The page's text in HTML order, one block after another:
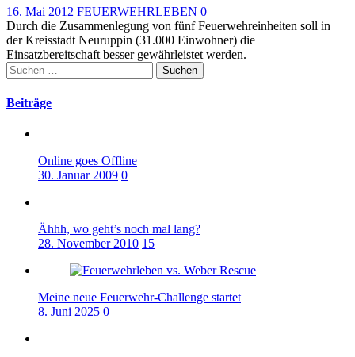
16. Mai 2012 FEUERWEHRLEBEN 0
Durch die Zusammenlegung von fünf Feuerwehreinheiten soll in
der Kreisstadt Neuruppin (31.000 Einwohner) die
Einsatzbereitschaft besser gewährleistet werden.
Suchen
nach:
Beiträge
Online goes Offline
30. Januar 2009 0
Ähhh, wo geht’s noch mal lang?
28. November 2010 15
Meine neue Feuerwehr-Challenge startet
8. Juni 2025 0